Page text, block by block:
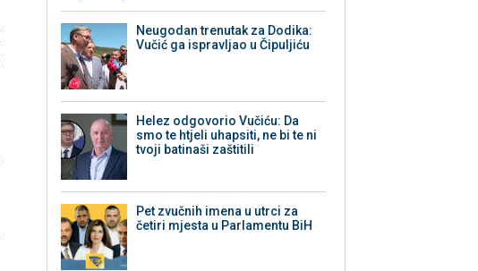
Neugodan trenutak za Dodika:
Vučić ga ispravljao u Čipuljiću
Helez odgovorio Vučiću: Da
smo te htjeli uhapsiti, ne bi te ni
tvoji batinaši zaštitili
Pet zvučnih imena u utrci za
četiri mjesta u Parlamentu BiH